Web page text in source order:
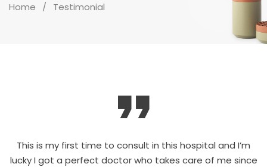
Home Testimonial
This is my first time to consult in this hospital and I’m
lucky I got a perfect doctor who takes care of me since